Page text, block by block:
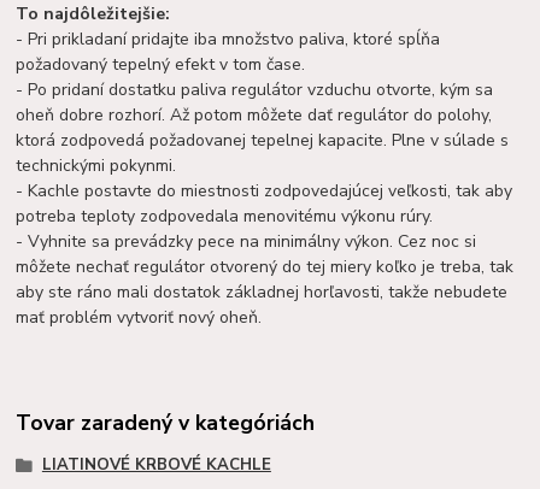
To najdôležitejšie:
- Pri prikladaní pridajte iba množstvo paliva, ktoré spĺňa
požadovaný tepelný efekt v tom čase.
- Po pridaní dostatku paliva regulátor vzduchu otvorte, kým sa
oheň dobre rozhorí. Až potom môžete dať regulátor do polohy,
ktorá zodpovedá požadovanej tepelnej kapacite. Plne v súlade s
technickými pokynmi.
- Kachle postavte do miestnosti zodpovedajúcej veľkosti, tak aby
potreba teploty zodpovedala menovitému výkonu rúry.
- Vyhnite sa prevádzky pece na minimálny výkon. Cez noc si
môžete nechať regulátor otvorený do tej miery koľko je treba, tak
aby ste ráno mali dostatok základnej horľavosti, takže nebudete
mať problém vytvoriť nový oheň.
Tovar zaradený v kategóriách
LIATINOVÉ KRBOVÉ KACHLE